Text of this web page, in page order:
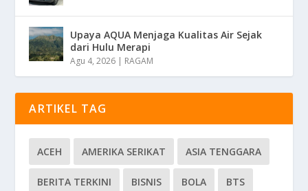
Upaya AQUA Menjaga Kualitas Air Sejak
dari Hulu Merapi
Agu 4, 2026 | RAGAM
ARTIKEL TAG
ACEH AMERIKA SERIKAT ASIA TENGGARA
BERITA TERKINI BISNIS BOLA BTS